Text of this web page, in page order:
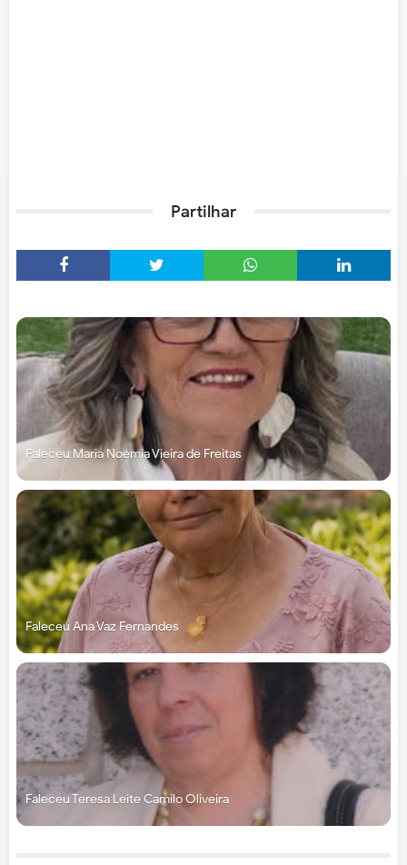
Partilhar
Faleceu Maria Noémia Vieira de Freitas
Faleceu Ana Vaz Fernandes
Faleceu Teresa Leite Camilo Oliveira